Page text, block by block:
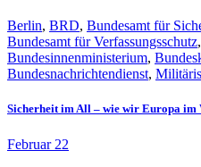
Berlin, BRD, Bundesamt für
Bundesamt für Verfassungsschutz,
Bundesinnenministerium,
Bundesnachrichtendienst,
Sicherheit im All – wie wir Europa im
Februar 22